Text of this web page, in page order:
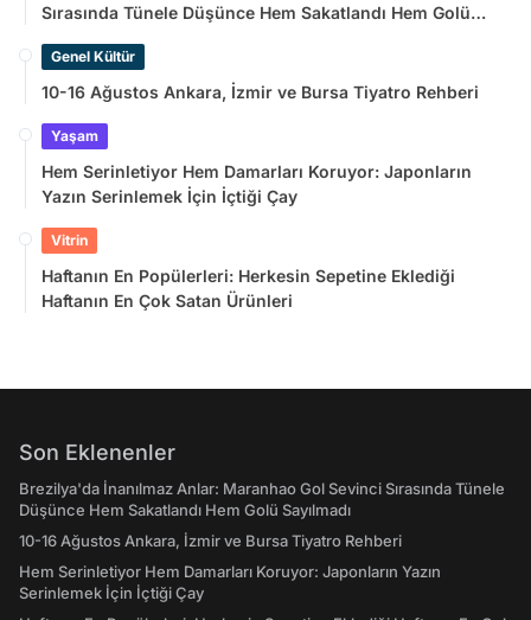
Sırasında Tünele Düşünce Hem Sakatlandı Hem Golü
Genel Kültür
10-16 Ağustos Ankara, İzmir ve Bursa Tiyatro Rehberi
Yaşam
Hem Serinletiyor Hem Damarları Koruyor: Japonların
Yazın Serinlemek İçin İçtiği Çay
Vitrin
Haftanın En Popülerleri: Herkesin Sepetine Eklediği
Haftanın En Çok Satan Ürünleri
Son Eklenenler
Brezilya'da İnanılmaz Anlar: Maranhao Gol Sevinci Sırasında Tünele
Düşünce Hem Sakatlandı Hem Golü Sayılmadı
10-16 Ağustos Ankara, İzmir ve Bursa Tiyatro Rehberi
Hem Serinletiyor Hem Damarları Koruyor: Japonların Yazın
Serinlemek İçin İçtiği Çay